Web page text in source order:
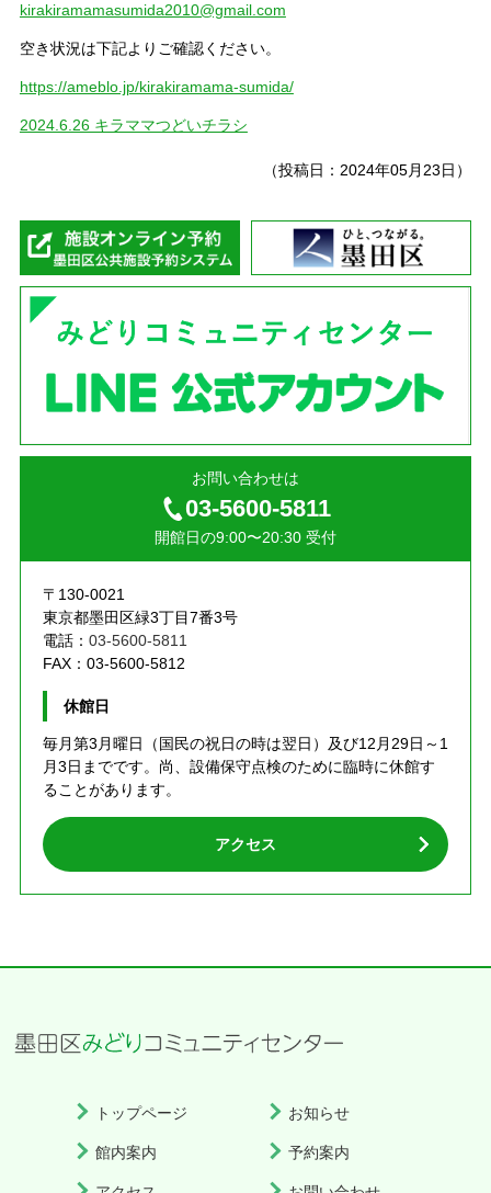
kirakiramamasumida2010@gmail.com
空き状況は下記よりご確認ください。
https://ameblo.jp/kirakiramama-sumida/
2024.6.26 キラママつどいチラシ
（投稿日：2024年05月23日）
お問い合わせは
03-5600-5811
開館日の9:00〜20:30 受付
〒130-0021
東京都墨田区緑3丁目7番3号
電話： 03-5600-5811
FAX：03-5600-5812
休館日
毎月第3月曜日（国民の祝日の時は翌日）及び12月29日～1
月3日までです。尚、設備保守点検のために臨時に休館す
ることがあります。
アクセス
トップページ お知らせ
館内案内 予約案内